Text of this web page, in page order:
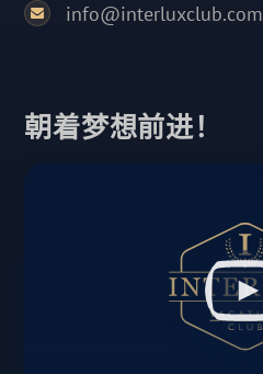
info@interluxclub.com
朝着梦想前进！